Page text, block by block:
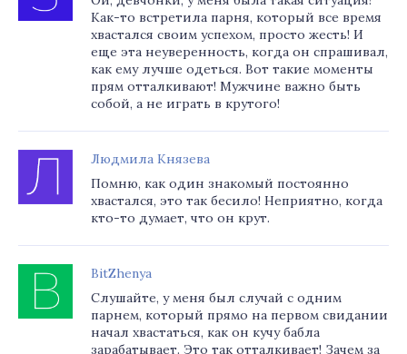
Как-то встретила парня, который все время
хвастался своим успехом, просто жесть! И
еще эта неуверенность, когда он спрашивал,
как ему лучше одеться. Вот такие моменты
прям отталкивают! Мужчине важно быть
собой, а не играть в крутого!
Людмила Князева
Помню, как один знакомый постоянно
хвастался, это так бесило! Неприятно, когда
кто-то думает, что он крут.
BitZhenya
Слушайте, у меня был случай с одним
парнем, который прямо на первом свидании
начал хвастаться, как он кучу бабла
зарабатывает. Это так отталкивает! Зачем за